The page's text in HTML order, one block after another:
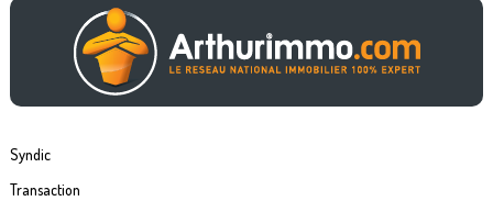
Syndic
Transaction